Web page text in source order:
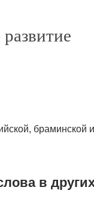
браминской
в